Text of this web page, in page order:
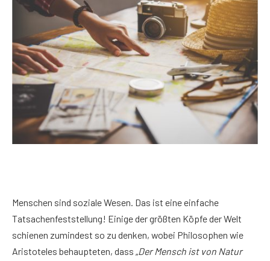
Menschen sind soziale Wesen. Das ist eine einfache
Tatsachenfeststellung! Einige der größten Köpfe der Welt
schienen zumindest so zu denken, wobei Philosophen wie
Aristoteles behaupteten, dass „Der Mensch ist von Natur